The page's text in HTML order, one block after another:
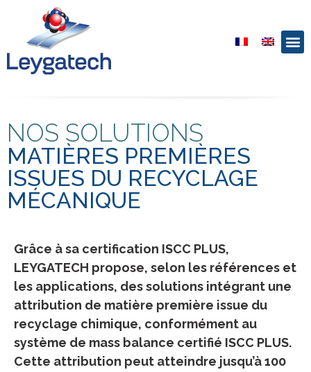
NOS SOLUTIONS
MATIÈRES PREMIÈRES
ISSUES DU RECYCLAGE
MÉCANIQUE
Grâce à sa certification ISCC PLUS,
LEYGATECH propose, selon les références et
les applications, des solutions intégrant une
attribution de matière première issue du
recyclage chimique, conformément au
système de mass balance certifié ISCC PLUS.
Cette attribution peut atteindre jusqu’à 100